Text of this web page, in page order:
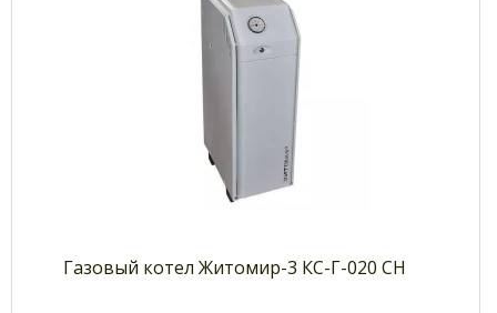
Газовый котел Житомир-3 КС-Г-020 СН